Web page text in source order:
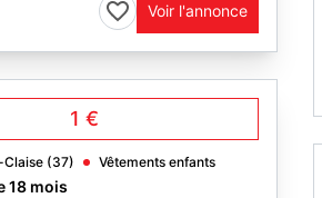
Voir l'annonce
1 €
(37) Vêtements enfants
18 mois